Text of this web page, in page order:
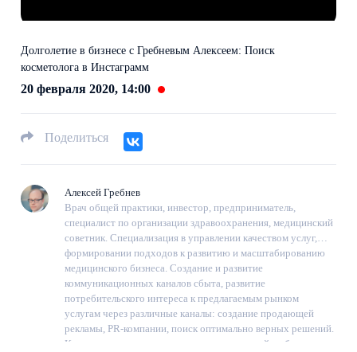
Долголетие в бизнесе с Гребневым Алексеем: Поиск
косметолога в Инстаграмм
20 февраля 2020, 14:00
Поделиться
Алексей Гребнев
Врач общей практики, инвестор, предприниматель,
специалист по организации здравоохранения, медицинский
советник. Специализация в управлении качеством услуг,
формировании подходов к развитию и масштабированию
медицинского бизнеса. Создание и развитие
коммуникационных каналов сбыта, развитие
потребительского интереса к предлагаемым рынком
услугам через различные каналы: создание продающей
рекламы, PR-компании, поиск оптимально верных решений.
Консультирование медицинских организаций в области